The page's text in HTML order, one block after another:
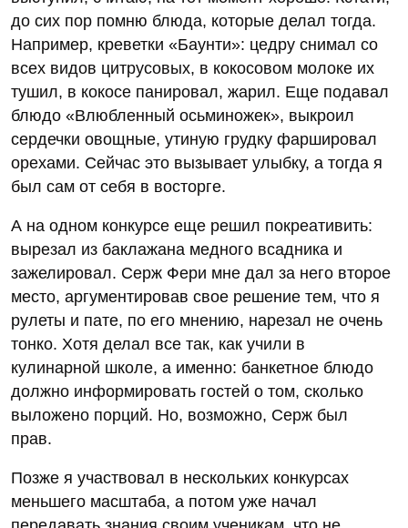
до сих пор помню блюда, которые делал тогда.
Например, креветки «Баунти»: цедру снимал со
всех видов цитрусовых, в кокосовом молоке их
тушил, в кокосе панировал, жарил. Еще подавал
блюдо «Влюбленный осьминожек», выкроил
сердечки овощные, утиную грудку фаршировал
орехами. Сейчас это вызывает улыбку, а тогда я
был сам от себя в восторге.
А на одном конкурсе еще решил покреативить:
вырезал из баклажана медного всадника и
зажелировал. Серж Фери мне дал за него второе
место, аргументировав свое решение тем, что я
рулеты и пате, по его мнению, нарезал не очень
тонко. Хотя делал все так, как учили в
кулинарной школе, а именно: банкетное блюдо
должно информировать гостей о том, сколько
выложено порций. Но, возможно, Серж был
прав.
Позже я участвовал в нескольких конкурсах
меньшего масштаба, а потом уже начал